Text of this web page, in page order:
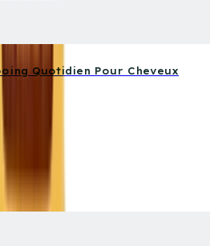
Quotidien Pour Cheveux